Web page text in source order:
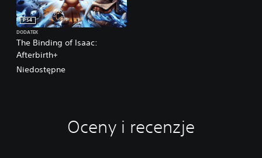
The Binding of Isaac:
Afterbirth+
PS4
DODATEK
Niedostępne
Oceny i recenzje